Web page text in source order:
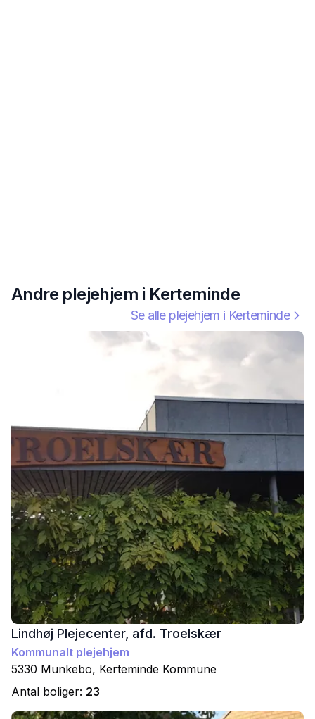
Andre plejehjem i Kerteminde
Se alle plejehjem i Kerteminde
Lindhøj Plejecenter, afd. Troelskær
Kommunalt plejehjem
5330 Munkebo, Kerteminde Kommune
Antal boliger: 23